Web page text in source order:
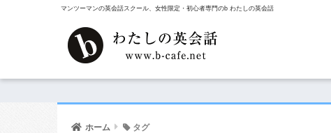
マンツーマンの英会話スクール、女性限定・初心者専門のb わたしの英会話
ホーム タグ